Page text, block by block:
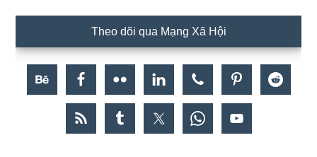
Theo dõi qua Mạng Xã Hội